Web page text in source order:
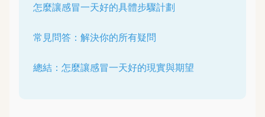
怎麼讓感冒一天好的具體步驟計劃
常見問答：解決你的所有疑問
總結：怎麼讓感冒一天好的現實與期望